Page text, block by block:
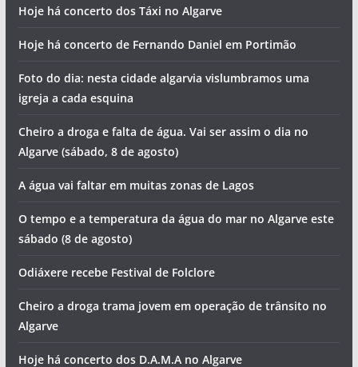
Hoje há concerto dos Táxi no Algarve
Hoje há concerto de Fernando Daniel em Portimão
Foto do dia: nesta cidade algarvia vislumbramos uma
igreja a cada esquina
Cheiro a droga e falta de água. Vai ser assim o dia no
Algarve (sábado, 8 de agosto)
A água vai faltar em muitas zonas de Lagos
O tempo e a temperatura da água do mar no Algarve este
sábado (8 de agosto)
Odiáxere recebe Festival de Folclore
Cheiro a droga trama jovem em operação de trânsito no
Algarve
Hoje há concerto dos D.A.M.A no Algarve